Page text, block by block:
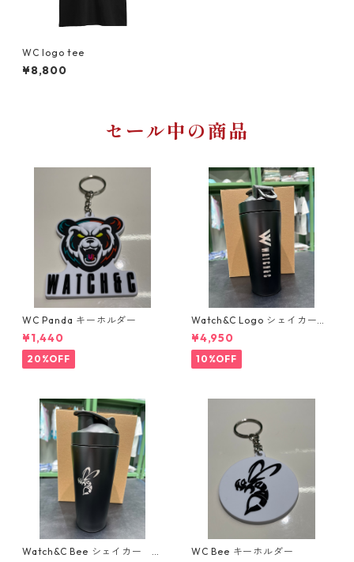
WC logo tee
¥8,800
セール中の商品
WC Panda キーホルダー
¥1,440
20%OFF
Watch&C Logo シェイカー
Web限定10個‼️
¥4,950
10%OFF
Watch&C Bee シェイカー W
WC Bee キーホルダー